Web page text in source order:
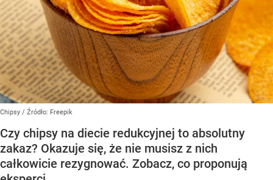
Chipsy / Źródło: Freepik
Czy chipsy na diecie redukcyjnej to absolutny
zakaz? Okazuje się, że nie musisz z nich
całkowicie rezygnować. Zobacz, co proponują